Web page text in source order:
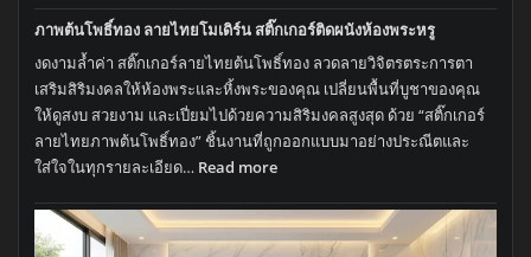
ต้น
โพธิ์ทอง
พญานาค
เสริม
มงคล
แต่ง
ห้อง
พระ
[ST-
ภาพต้นโพธิ์ทอง ลายไทยโมเดิร์น สติ๊กเกอร์ติดผนังห้องพระหรู
งดงามล้ำค่า สติ๊กเกอร์ลายไทยต้นโพธิ์ทอง ลวดลายวิจิตรตระการตา
เสริมสิริมงคลให้ห้องพระและหิ้งพระของคุณ เปลี่ยนพื้นที่บูชาของคุณ
ให้ดูสงบ สวยงาม และเปี่ยมไปด้วยความสิริมงคลสูงสุด ด้วย “สติ๊กเกอร์
ลายไทยภาพต้นโพธิ์ทอง” ชิ้นงานที่ถูกออกแบบมาอย่างประณีตและ
ใส่ใจในทุกรายละเอียด… Read more:
ต้น
โพธิ์ทอง